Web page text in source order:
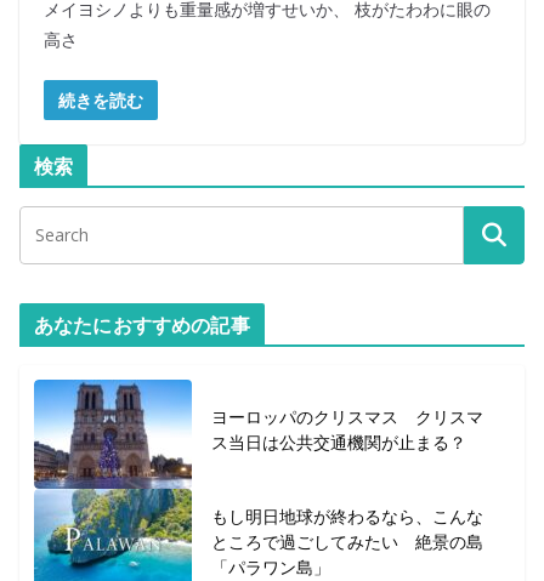
メイヨシノよりも重量感が増すせいか、 枝がたわわに眼の
高さ
続きを読む
検索
あなたにおすすめの記事
ヨーロッパのクリスマス クリスマ
ス当日は公共交通機関が止まる？
もし明日地球が終わるなら、こんな
ところで過ごしてみたい 絶景の島
「パラワン島」